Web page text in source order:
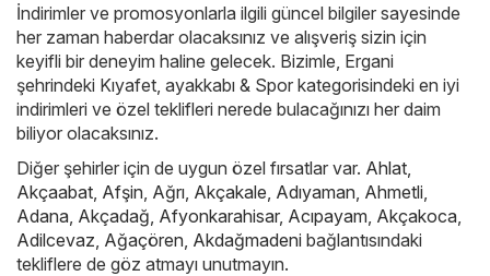
İndirimler ve promosyonlarla ilgili güncel bilgiler sayesinde
her zaman haberdar olacaksınız ve alışveriş sizin için
keyifli bir deneyim haline gelecek. Bizimle, Ergani
şehrindeki Kıyafet, ayakkabı & Spor kategorisindeki en iyi
indirimleri ve özel teklifleri nerede bulacağınızı her daim
biliyor olacaksınız.
Diğer şehirler için de uygun özel fırsatlar var. Ahlat
Akçaabat Afşin Ağrı Akçakale Adıyaman Ahmetli
Adana Akçadağ Afyonkarahisar, Acıpayam Akçakoca
Adilcevaz Ağaçören Akdağmadeni bağlantısındaki
tekliflere de göz atmayı unutmayın.